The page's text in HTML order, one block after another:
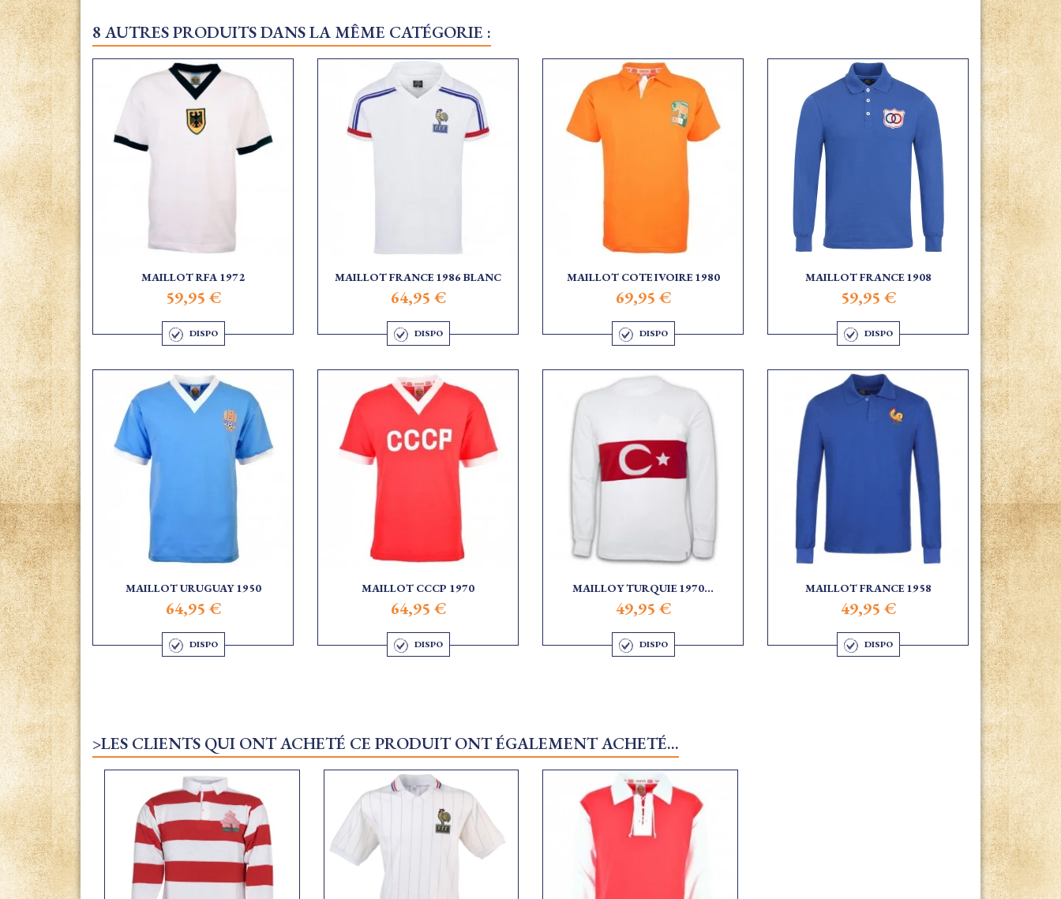
8 AUTRES PRODUITS DANS LA MÊME CATÉGORIE :
MAILLOT RFA 1972
59,95 €
DISPO
MAILLOT FRANCE 1986 BLANC
64,95 €
DISPO
MAILLOT COTE IVOIRE 1980
69,95 €
DISPO
MAILLOT FRANCE 1908
59,95 €
DISPO
MAILLOT URUGUAY 1950
64,95 €
DISPO
MAILLOT CCCP 1970
64,95 €
DISPO
MAILLOY TURQUIE 1970...
49,95 €
DISPO
MAILLOT FRANCE 1958
49,95 €
DISPO
>LES CLIENTS QUI ONT ACHETÉ CE PRODUIT ONT ÉGALEMENT ACHETÉ...